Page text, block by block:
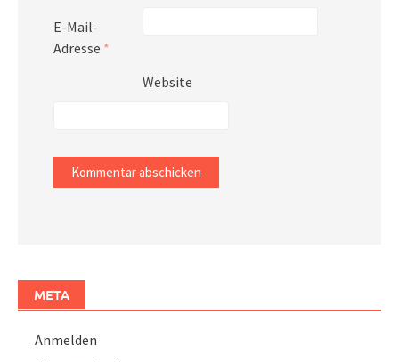
E-Mail-
Adresse *
Website
META
Anmelden